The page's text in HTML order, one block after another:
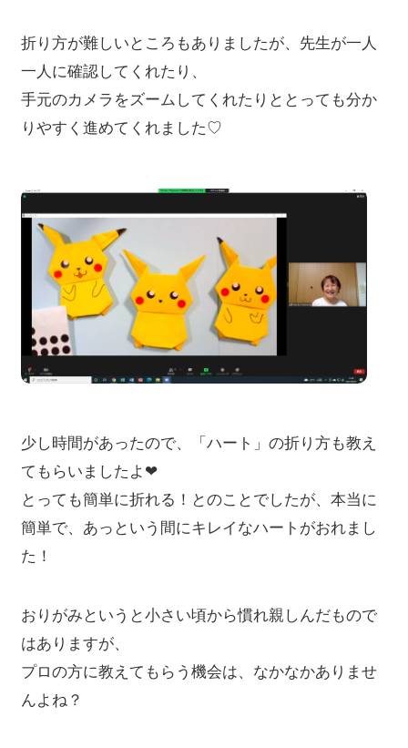
折り方が難しいところもありましたが、先生が一人
一人に確認してくれたり、
手元のカメラをズームしてくれたりととっても分か
りやすく進めてくれました♡
少し時間があったので、「ハート」の折り方も教え
てもらいましたよ❤
とっても簡単に折れる！とのことでしたが、本当に
簡単で、あっという間にキレイなハートがおれまし
た！
おりがみというと小さい頃から慣れ親しんだもので
はありますが、
プロの方に教えてもらう機会は、なかなかありませ
んよね？